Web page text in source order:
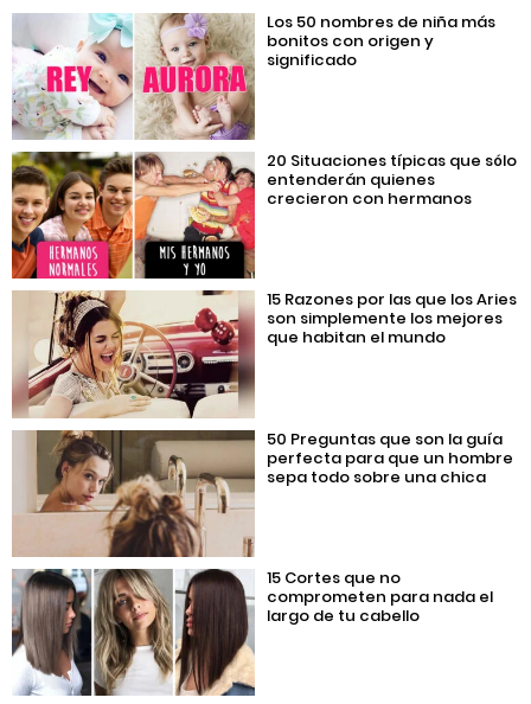
Los 50 nombres de niña más
bonitos con origen y
significado
20 Situaciones típicas que sólo
entenderán quienes
crecieron con hermanos
15 Razones por las que los Aries
son simplemente los mejores
que habitan el mundo
50 Preguntas que son la guía
perfecta para que un hombre
sepa todo sobre una chica
15 Cortes que no
comprometen para nada el
largo de tu cabello